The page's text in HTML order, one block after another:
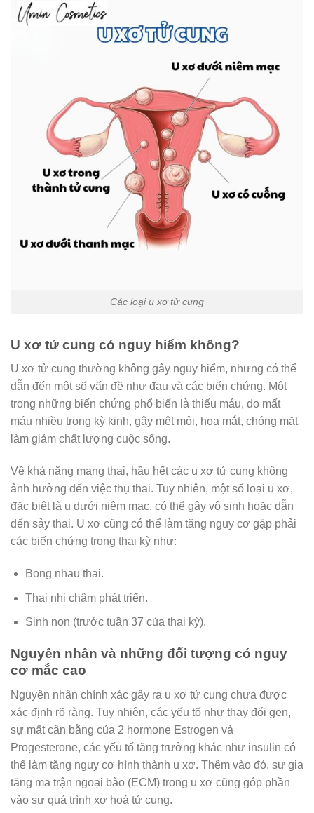
Các loại u xơ tử cung
U xơ tử cung có nguy hiểm không?
U xơ tử cung thường không gây nguy hiểm, nhưng có thể
dẫn đến một số vấn đề như đau và các biến chứng. Một
trong những biến chứng phổ biến là thiếu máu, do mất
máu nhiều trong kỳ kinh, gây mệt mỏi, hoa mắt, chóng mặt
làm giảm chất lượng cuộc sống.
Về khả năng mang thai, hầu hết các u xơ tử cung không
ảnh hưởng đến việc thụ thai. Tuy nhiên, một số loại u xơ,
đặc biệt là u dưới niêm mạc, có thể gây vô sinh hoặc dẫn
đến sảy thai. U xơ cũng có thể làm tăng nguy cơ gặp phải
các biến chứng trong thai kỳ như:
Bong nhau thai.
Thai nhi chậm phát triển.
Sinh non (trước tuần 37 của thai kỳ).
Nguyên nhân và những đối tượng có nguy
cơ mắc cao
Nguyên nhân chính xác gây ra u xơ tử cung chưa được
xác định rõ ràng. Tuy nhiên, các yếu tố như thay đổi gen,
sự mất cân bằng của 2 hormone Estrogen và
Progesterone, các yếu tố tăng trưởng khác như insulin có
thể làm tăng nguy cơ hình thành u xơ. Thêm vào đó, sự gia
tăng ma trận ngoại bào (ECM) trong u xơ cũng góp phần
vào sự quá trình xơ hoá tử cung.